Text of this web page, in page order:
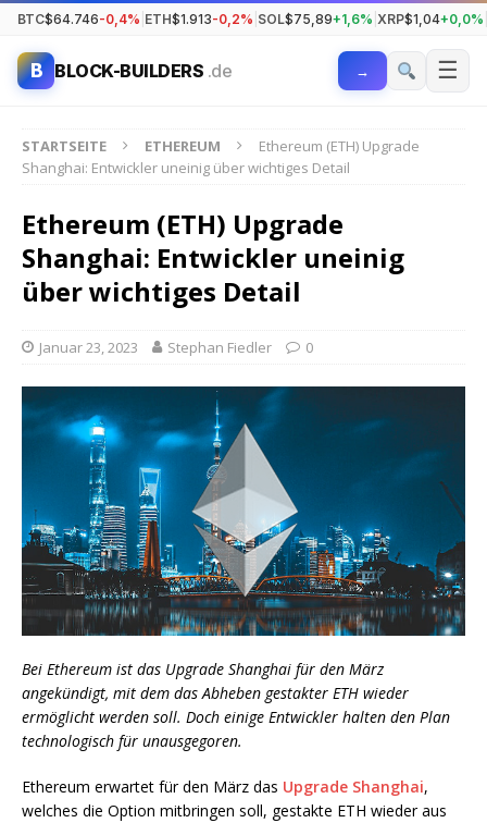
BTC$64.746-0,4% ETH$1.913-0,2% SOL$75,89+1,6% XRP$1,04+0,0%
B BLOCK-BUILDERS .de → ☰
STARTSEITE ETHEREUM
Ethereum (ETH) Upgrade
Shanghai: Entwickler uneinig über wichtiges Detail
Ethereum (ETH) Upgrade
Shanghai: Entwickler uneinig
über wichtiges Detail
Januar 23, 2023 Stephan Fiedler 0
Bei Ethereum ist das Upgrade Shanghai für den März
angekündigt, mit dem das Abheben gestakter ETH wieder
ermöglicht werden soll. Doch einige Entwickler halten den Plan
technologisch für unausgegoren.
Ethereum erwartet für den März das Upgrade Shanghai,
welches die Option mitbringen soll, gestakte ETH wieder aus